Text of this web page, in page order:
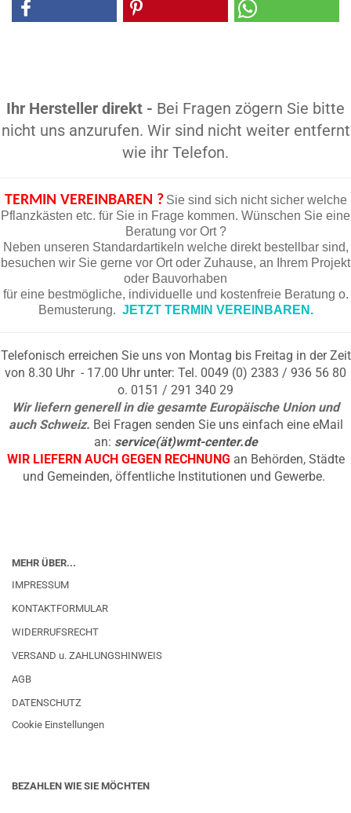
Ihr Hersteller direkt - Bei Fragen zögern Sie bitte
nicht uns anzurufen. Wir sind nicht weiter entfernt
wie ihr Telefon.
TERMIN VEREINBAREN ? Sie sind sich nicht sicher welche
Pflanzkästen etc. für Sie in Frage kommen. Wünschen Sie eine
Beratung vor Ort ?
Neben unseren Standardartikeln welche direkt bestellbar sind,
besuchen wir Sie gerne vor Ort oder Zuhause, an Ihrem Projekt
oder Bauvorhaben
für eine bestmögliche, individuelle und kostenfreie Beratung o.
Bemusterung. JETZT TERMIN VEREINBAREN.
Telefonisch erreichen Sie uns von Montag bis Freitag in der Zeit
von 8.30 Uhr - 17.00 Uhr unter: Tel. 0049 (0) 2383 / 936 56 80
o. 0151 / 291 340 29
Wir liefern generell in die gesamte Europäische Union und
auch Schweiz. Bei Fragen senden Sie uns einfach eine eMail
an: service(ät)wmt-center.de
WIR LIEFERN AUCH GEGEN RECHNUNG an Behörden, Städte
und Gemeinden, öffentliche Institutionen und Gewerbe.
MEHR ÜBER...
IMPRESSUM
KONTAKTFORMULAR
WIDERRUFSRECHT
VERSAND u. ZAHLUNGSHINWEIS
AGB
DATENSCHUTZ
Cookie Einstellungen
BEZAHLEN WIE SIE MÖCHTEN